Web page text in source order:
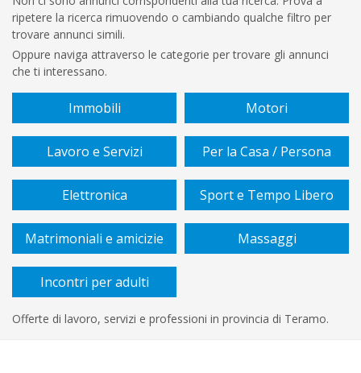
A
€
un/una
Settore
Tipo
di
contratto
ripetere la ricerca rimuovendo o cambiando qualche filtro per
trovare annunci simili.
Oppure naviga attraverso le categorie per trovare gli annunci
che ti interessano.
Immobili Motori
Lavoro e Servizi Per la Casa / Persona
Elettronica Sport e Tempo Libero
Matrimoniali e amicizie Massaggi
Incontri per adulti
Offerte di lavoro, servizi e professioni in provincia di Teramo.